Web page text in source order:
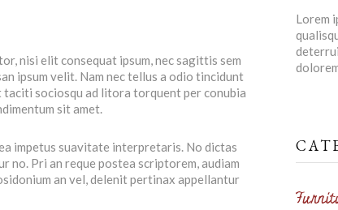
nisi elit consequat ipsum, nec sagittis sem
ipsum velit. Nam nec tellus a odio tincidunt
taciti sociosqu ad litora torquent per conubia
sit amet.
impetus suavitate interpretaris. No dictas
no. Pri an reque postea scriptorem, audiam
an vel, delenit pertinax appellantur
Lorem